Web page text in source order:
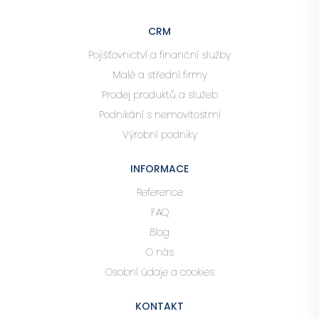
CRM
Pojišťovnictví a finanční služby
Malé a střední firmy
Prodej produktů a služeb
Podnikání s nemovitostmi
Výrobní podniky
INFORMACE
Reference
FAQ
Blog
O nás
Osobní údaje a cookies
KONTAKT